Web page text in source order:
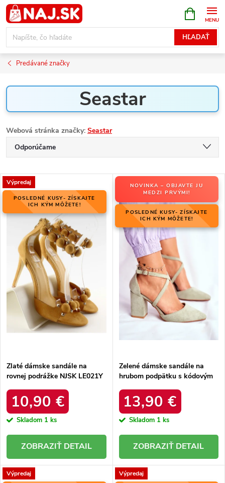
Prejsť
na
obsah
HĽADAŤ
KOŠÍK
Predávané značky
Seastar
Webová stránka značky: Seastar
a
d
e
i
u
o
Odporúčame
Najdrahšie
Najpredávanejšie
Abecedne
V
ý
i
d
k
t
Výpredaj
POSLEDNÉ KUSY- ZÍSKAJTE
ICH KÝM MÔŽETE!
Zlaté dámske sandále na
rovnej podrážke NJSK LE021Y
10,90 €
Skladom 1 ks
DETAIL
NOVINKA – OBJAVTE JU
MEDZI PRVÝMI!
POSLEDNÉ KUSY- ZÍSKAJTE
ICH KÝM MÔŽETE!
Zelené dámske sandále na
hrubom podpätku s kódovým
13,90 €
Skladom 1 ks
DETAIL
Výpredaj Výpredaj